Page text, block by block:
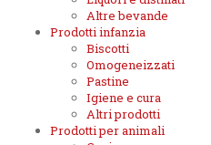
Altre bevande
Prodotti infanzia
Biscotti
Omogeneizzati
Pastine
Igiene e cura
Altri prodotti
Prodotti per animali